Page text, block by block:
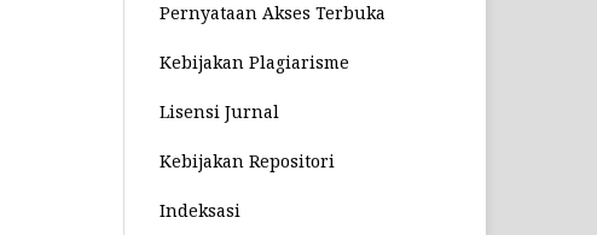
Pernyataan Akses Terbuka
Kebijakan Plagiarisme
Lisensi Jurnal
Kebijakan Repositori
Indeksasi